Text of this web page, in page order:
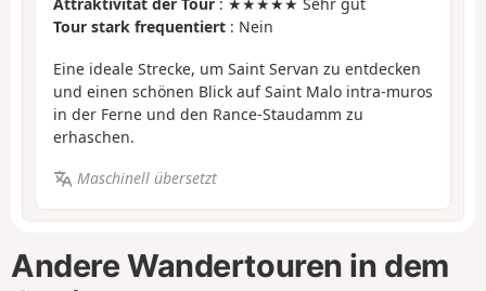
Tour stark frequentiert : Nein
Eine ideale Strecke, um Saint Servan zu entdecken
und einen schönen Blick auf Saint Malo intra-muros
in der Ferne und den Rance-Staudamm zu
erhaschen.
Maschinell übersetzt
Andere Wandertouren in dem